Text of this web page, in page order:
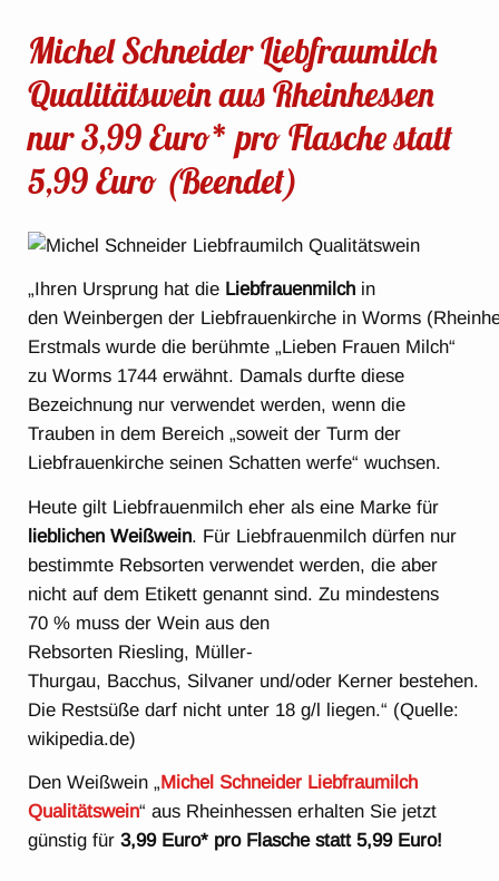
Michel Schneider Liebfraumilch
Qualitätswein aus Rheinhessen
nur 3,99 Euro* pro Flasche statt
5,99 Euro (Beendet)
„Ihren Ursprung hat die Liebfrauenmilch in
den Weinbergen der Liebfrauenkirche in Worms
Erstmals wurde die berühmte „Lieben Frauen Milch“
zu Worms 1744 erwähnt. Damals durfte diese
Bezeichnung nur verwendet werden, wenn die
Trauben in dem Bereich „soweit der Turm der
Liebfrauenkirche seinen Schatten werfe“ wuchsen.
Heute gilt Liebfrauenmilch eher als eine Marke für
lieblichen Weißwein. Für Liebfrauenmilch dürfen nur
bestimmte Rebsorten verwendet werden, die aber
nicht auf dem Etikett genannt sind. Zu mindestens
70 % muss der Wein aus den
Rebsorten Riesling, Müller-
Thurgau, Bacchus, Silvaner und/oder Kerner bestehen.
Die Restsüße darf nicht unter 18 g/l liegen.“ (Quelle:
wikipedia.de)
Den Weißwein „ Michel Schneider Liebfraumilch
Qualitätswein“ aus Rheinhessen erhalten Sie jetzt
günstig für3,99 Euro* pro Flasche statt 5,99 Euro!